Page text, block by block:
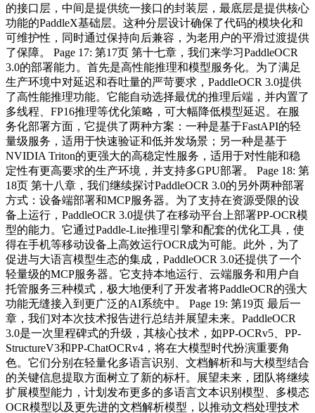
的接口层，中间是提供统一接口的封装层，最底层是提供核心
功能的PaddleX基础层。这种分层设计确保了代码的模块化和
可维护性，同时通过保持向后兼容，为老用户的平滑过渡提供
了保障。 Page 17: 第17页 第十七章，我们来学习PaddleOCR
3.0的部署能力。首先是高性能推理和模型服务化。为了满足
生产环境中对延迟和吞吐量的严苛要求，PaddleOCR 3.0提供
了高性能推理功能。它能自动选择最优的推理后端，并内置了
多线程、FP16推理等优化策略，可大幅降低模型延迟。在服
务化部署方面，它提供了两种方案：一种是基于FastAPI的轻
量级服务，适用于快速验证和低并发场景；另一种是基于
NVIDIA Triton的更强大的高稳定性服务，适用于对性能和稳
定性有更高要求的生产环境，并支持多GPU部署。 Page 18: 第
18页 第十八章，我们继续探讨PaddleOCR 3.0的另外两种部署
方式：设备端部署和MCP服务器。为了支持在资源受限的设
备上运行，PaddleOCR 3.0提供了在移动平台上部署PP-OCR模
型的能力。它通过Paddle-Lite推理引擎和配套的优化工具，使
得在手机等移动设备上高效运行OCR成为可能。此外，为了
促进与大语言模型生态的集成，PaddleOCR 3.0还提供了一个
轻量级的MCP服务器。它支持本地运行、云端服务和用户自
托管服务三种模式，极大地便利了开发者将PaddleOCR的强大
功能无缝接入到更广泛的AI系统中。 Page 19: 第19页 最后一
章，我们对本次技术报告进行总结并展望未来。PaddleOCR
3.0是一次里程碑式的升级，其核心技术，如PP-OCRv5、PP-
StructureV3和PP-ChatOCRv4，将在大模型时代扮演重要角
色。它们分别在轻量化多语言识别、文档解析和与大模型结合
的关键信息提取方面树立了新的标杆。展望未来，团队将继续
扩展模型能力，计划发布更多的多语言文本识别模型、多模态
OCR模型以及更先进的文档解析模型，以推动文档处理技术